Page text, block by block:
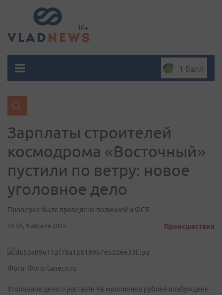
1 балл
Зарплаты строителей
космодрома «Восточный»
пустили по ветру: новое
уголовное дело
Проверка была проведена полицией и ФСБ
14:56, 9 апреля 2015 Происшествия
Фото: Фото: taneco.ru
Уголовное дело о растрате 48 миллионов рублей возбуждено